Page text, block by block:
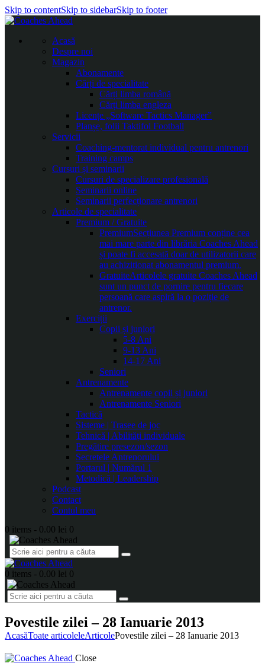
Skip to contentSkip to sidebarSkip to footer
Acasă
Despre noi
Magazin
Abonamente
Cărți de specialitate
Cărți limba română
Cărți limba engleza
Licențe „Software Tactics Manager”
Planșe, folii Taktifol Football
Servicii
Coaching-mentorat individual pentru antrenori
Training camps
Cursuri și seminarii
Cursuri de specializare profesională
Seminarii online
Seminarii perfecționare antrenori
Articole de specialitate
Premium / Gratuite
PremiumSecțiunea Premium conține cea
mai mare parte din librăria Coaches Ahead
și poate fi accesată doar de utilizatorii care
au achiziționat abonamentul premium.
GratuiteArticolele gratuite Coaches Ahead
sunt un punct de pornire pentru fiecare
persoană care aspiră la o poziție de
antrenor.
Exerciții
Copii și juniori
5-8 Ani
9-13 Ani
14-17 Ani
Seniori
Antrenamente
Antrenamente copii și juniori
Antrenamente Seniori
Tactică
Sisteme | Trasee de joc
Tehnică | Abilități individuale
Pregătire presezon/sezon
Secretele Antrenorului
Portarul | Numărul 1
Metodică | Leadership
Podcast
Contact
Contul meu
0 items - 0.00 lei 0
0 items - 0.00 lei 0
Povestile zilei – 28 Ianuarie 2013
AcasăToate articoleleArticolePovestile zilei – 28 Ianuarie 2013
Close